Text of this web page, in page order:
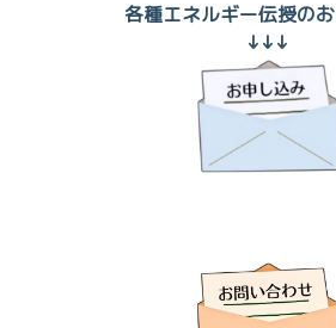
各種エネルギー伝授の
↓↓↓